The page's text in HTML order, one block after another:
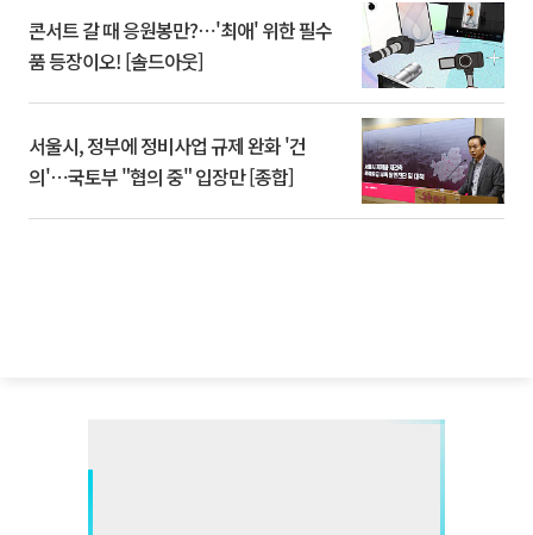
콘서트 갈 때 응원봉만?⋯'최애' 위한 필수
품 등장이오! [솔드아웃]
서울시, 정부에 정비사업 규제 완화 '건
의'⋯국토부 "협의 중" 입장만 [종합]